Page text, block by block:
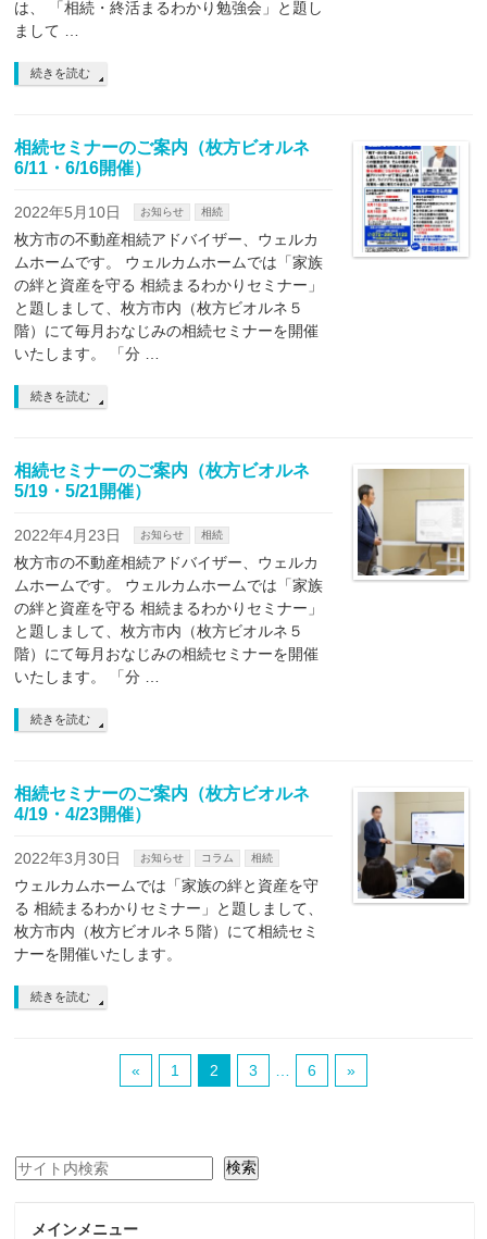
は、 「相続・終活まるわかり勉強会」と題し
まして …
続きを読む
相続セミナーのご案内（枚方ビオルネ
6/11・6/16開催）
2022年5月10日 お知らせ 相続
枚方市の不動産相続アドバイザー、ウェルカ
ムホームです。 ウェルカムホームでは「家族
の絆と資産を守る 相続まるわかりセミナー」
と題しまして、枚方市内（枚方ビオルネ５
階）にて毎月おなじみの相続セミナーを開催
いたします。 「分 …
続きを読む
相続セミナーのご案内（枚方ビオルネ
5/19・5/21開催）
2022年4月23日 お知らせ 相続
枚方市の不動産相続アドバイザー、ウェルカ
ムホームです。 ウェルカムホームでは「家族
の絆と資産を守る 相続まるわかりセミナー」
と題しまして、枚方市内（枚方ビオルネ５
階）にて毎月おなじみの相続セミナーを開催
いたします。 「分 …
続きを読む
相続セミナーのご案内（枚方ビオルネ
4/19・4/23開催）
2022年3月30日 お知らせ コラム 相続
ウェルカムホームでは「家族の絆と資産を守
る 相続まるわかりセミナー」と題しまして、
枚方市内（枚方ビオルネ５階）にて相続セミ
ナーを開催いたします。
続きを読む
« 1 2 3 6 »
検索 検索
メインメニュー